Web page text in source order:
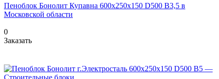
Пеноблок Бонолит Купавна 600х250х150 D500 В3,5 в
Московской области
0
Заказать